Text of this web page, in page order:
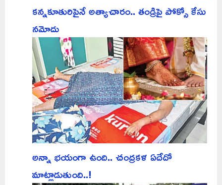
కన్నకూతురిపైనే అత్యాచారం.. తండ్రిపై పోక్సో కేసు
నమోదు
అన్నా భయంగా ఉంది.. చంద్రకళ ఏదేదో
మాట్లాడుతుంది..!